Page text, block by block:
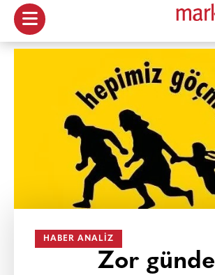
HABER ANALIZ
Zor günde